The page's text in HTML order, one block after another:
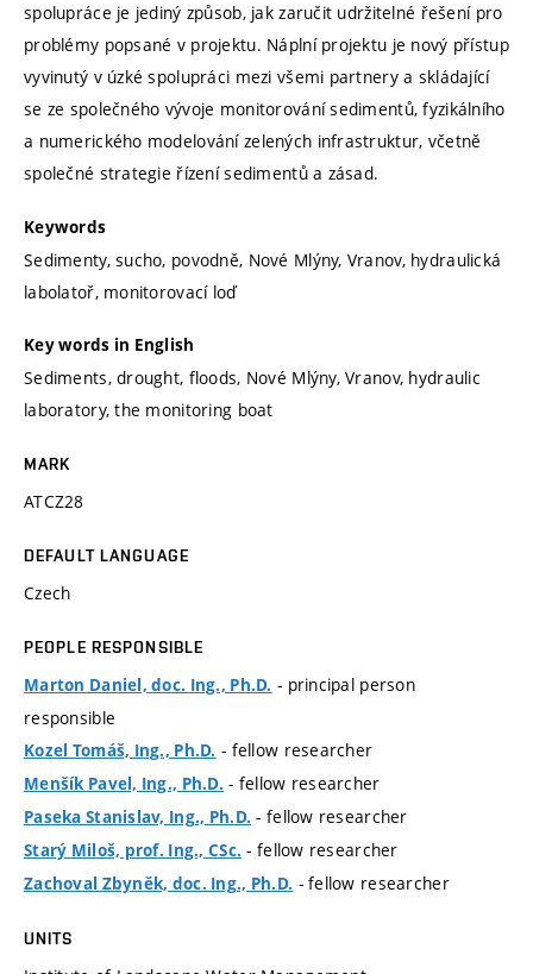
spolupráce je jediný způsob, jak zaručit udržitelné řešení pro
problémy popsané v projektu. Náplní projektu je nový přístup
vyvinutý v úzké spolupráci mezi všemi partnery a skládající
se ze společného vývoje monitorování sedimentů, fyzikálního
a numerického modelování zelených infrastruktur, včetně
společné strategie řízení sedimentů a zásad.
Keywords
Sedimenty, sucho, povodně, Nové Mlýny, Vranov, hydraulická
labolatoř, monitorovací loď
Key words in English
Sediments, drought, floods, Nové Mlýny, Vranov, hydraulic
laboratory, the monitoring boat
MARK
ATCZ28
DEFAULT LANGUAGE
Czech
PEOPLE RESPONSIBLE
Marton Daniel, doc. Ing., Ph.D. - principal person
responsible
Kozel Tomáš, Ing., Ph.D. - fellow researcher
Menšík Pavel, Ing., Ph.D. - fellow researcher
Paseka Stanislav, Ing., Ph.D. - fellow researcher
Starý Miloš, prof. Ing., CSc. - fellow researcher
Zachoval Zbyněk, doc. Ing., Ph.D. - fellow researcher
UNITS